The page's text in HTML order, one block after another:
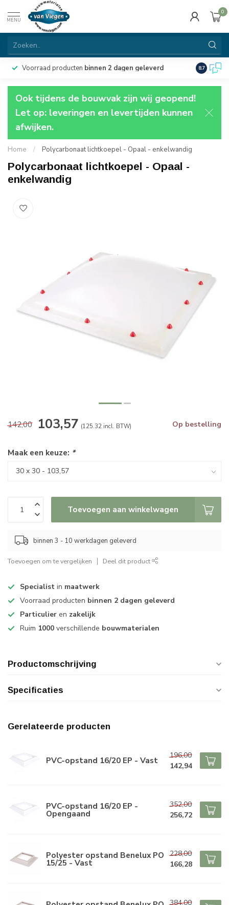
MENU
0
Voorraad producten binnen 2 dagen geleverd 8.7
Ook tijdens de bouwvak zijn wij geopend!
Let op: leveringen en levertijden kunnen
afwijken.
Home / Polycarbonaat lichtkoepel - Opaal - enkelwandig
Polycarbonaat lichtkoepel - Opaal -
enkelwandig
142,00 103,57 (125.32 incl. BTW) Op bestelling
Maak een keuze: *
Toevoegen aan winkelwagen
binnen 3 - 10 werkdagen geleverd
Toevoegen om te vergelijken Deel dit product
Specialist in maatwerk
Voorraad producten binnen 2 dagen geleverd
Particulier en zakelijk
Ruim 1000 verschillende bouwmaterialen
Productomschrijving
Specificaties
Gerelateerde producten
PVC-opstand 16/20 EP - Vast
196,00
142,94
PVC-opstand 16/20 EP -
Opengaand
352,00
256,72
Polyester opstand Benelux PO
15/25 - Vast
228,00
166,28
384,00